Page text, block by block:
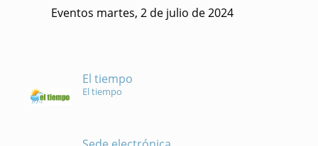
Eventos martes, 2 de julio de 2024
El tiempo
El tiempo